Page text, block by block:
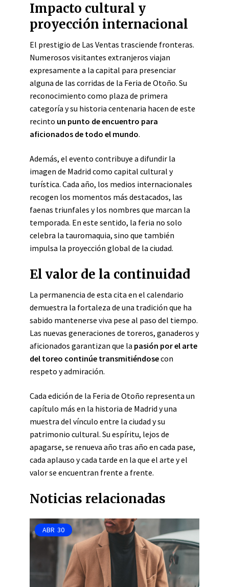
Impacto cultural y
proyección internacional
El prestigio de Las Ventas trasciende fronteras.
Numerosos visitantes extranjeros viajan
expresamente a la capital para presenciar
alguna de las corridas de la Feria de Otoño. Su
reconocimiento como plaza de primera
categoría y su historia centenaria hacen de este
recinto un punto de encuentro para
aficionados de todo el mundo.
Además, el evento contribuye a difundir la
imagen de Madrid como capital cultural y
turística. Cada año, los medios internacionales
recogen los momentos más destacados, las
faenas triunfales y los nombres que marcan la
temporada. En este sentido, la feria no solo
celebra la tauromaquia, sino que también
impulsa la proyección global de la ciudad.
El valor de la continuidad
La permanencia de esta cita en el calendario
demuestra la fortaleza de una tradición que ha
sabido mantenerse viva pese al paso del tiempo.
Las nuevas generaciones de toreros, ganaderos y
aficionados garantizan que la pasión por el arte
del toreo continúe transmitiéndosecon
respeto y admiración.
Cada edición de la Feria de Otoño representa un
capítulo más en la historia de Madrid y una
muestra del vínculo entre la ciudad y su
patrimonio cultural. Su espíritu, lejos de
apagarse, se renueva año tras año en cada pase,
cada aplauso y cada tarde en la que el arte y el
valor se encuentran frente a frente.
Noticias relacionadas
ABR 30